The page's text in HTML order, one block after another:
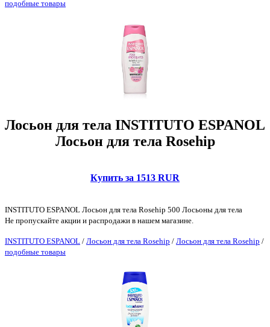
подобные товары
Лосьон для тела INSTITUTO ESPANOL
Лосьон для тела Rosehip
Купить за 1513 RUR
INSTITUTO ESPANOL Лосьон для тела Rosehip 500 Лосьоны для тела
Не пропускайте акции и распродажи в нашем магазине.
INSTITUTO ESPANOL / Лосьон для тела Rosehip / Лосьон для тела Rosehip /
подобные товары